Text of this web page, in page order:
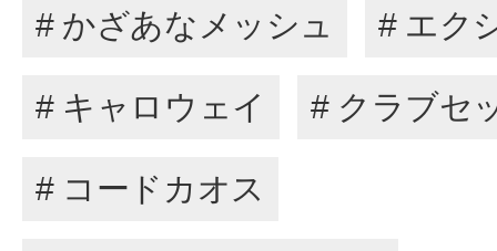
# かざあなメッシュ # エク
# キャロウェイ # クラブセ
# コードカオス